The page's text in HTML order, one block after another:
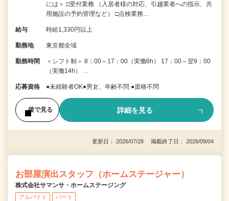
には＞ □受付業務 （入居者様の対応、引越業者への指示、共
用施設の予約管理など） □点検業務…
給与 時給1,330円以上
勤務地 東京都全域
勤務時間
＜シフト制＞ 8：00～17：00（実働8h） 17：00～翌9：00
（実働14h） …
応募資格 ●未経験者OK●男女、年齢不問 ●資格不問
後で見る 詳細を見る
更新日： 2026/07/28 掲載終了日： 2026/09/04
お部屋演出スタッフ（ホームステージャー）
株式会社サマンサ・ホームステージング
アルバイト パート